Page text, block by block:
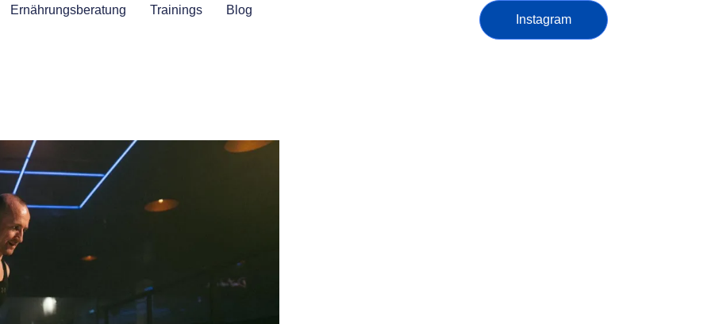
Ernährungsberatung Trainings Blog
Instagram